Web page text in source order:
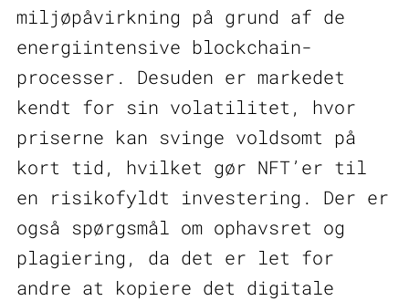
miljøpåvirkning på grund af de
energiintensive blockchain-
processer. Desuden er markedet
kendt for sin volatilitet, hvor
priserne kan svinge voldsomt på
kort tid, hvilket gør NFT’er til
en risikofyldt investering. Der er
også spørgsmål om ophavsret og
plagiering, da det er let for
andre at kopiere det digitale